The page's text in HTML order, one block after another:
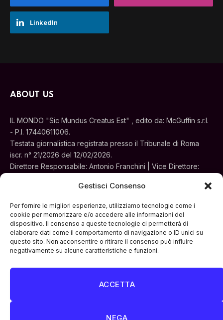
Gestisci Consenso
Per fornire le migliori esperienze, utilizziamo tecnologie come i
cookie per memorizzare e/o accedere alle informazioni del
dispositivo. Il consenso a queste tecnologie ci permetterà di
elaborare dati come il comportamento di navigazione o ID unici su
questo sito. Non acconsentire o ritirare il consenso può influire
negativamente su alcune caratteristiche e funzioni.
ACCETTA
NEGA
LinkedIn
ABOUT US
IL MONDO "Sic Mundus Creatus Est" , edito da: McGuffin s.r.l.
- P.I. 17440611006.
Testata giornalistica registrata presso il Tribunale di Roma
iscr. n° 21/2026 del 12/02/2026.
Direttore Responsabile: Antonio Franchini | Vice Direttore:
Sede legale: Via Silvestri, 195 - Roma.
Cinemedia Srl
FacebookInstagram